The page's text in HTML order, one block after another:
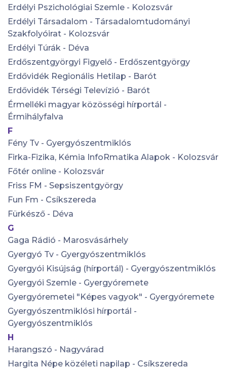
Erdélyi Pszichológiai Szemle - Kolozsvár
Erdélyi Társadalom - Társadalomtudományi
Szakfolyóirat - Kolozsvár
Erdélyi Túrák - Déva
Erdőszentgyörgyi Figyelő - Erdőszentgyörgy
Erdővidék Regionális Hetilap - Barót
Erdővidék Térségi Televízió - Barót
Érmelléki magyar közösségi hírportál -
Érmihályfalva
F
Fény Tv - Gyergyószentmiklós
Firka-Fizika, Kémia InfoRmatika Alapok - Kolozsvár
Főtér online - Kolozsvár
Friss FM - Sepsiszentgyörgy
Fun Fm - Csíkszereda
Fürkésző - Déva
G
Gaga Rádió - Marosvásárhely
Gyergyó Tv - Gyergyószentmiklós
Gyergyói Kisújság (hírportál) - Gyergyószentmiklós
Gyergyói Szemle - Gyergyóremete
Gyergyóremetei "Képes vagyok" - Gyergyóremete
Gyergyószentmiklósi hírportál -
Gyergyószentmiklós
H
Harangszó - Nagyvárad
Hargita Népe közéleti napilap - Csíkszereda